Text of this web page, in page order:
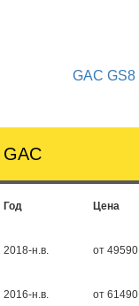
GAC GS8
Год Цена
2018-н.в. от 49590
2016-н.в. от 61490